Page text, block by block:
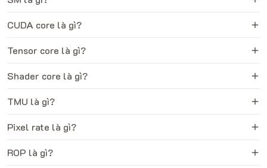
CUDA core là gì?
Tensor core là gì?
Shader core là gì?
TMU là gì?
Pixel rate là gì?
ROP là gì?